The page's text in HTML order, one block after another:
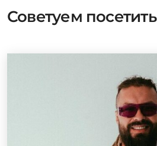
Советуем посетить